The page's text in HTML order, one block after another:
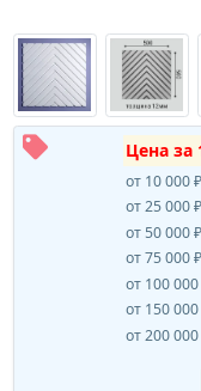
Цена за
от 10 000
от 25 000
от 50 000
от 75 000
от 100
от 150
от 200